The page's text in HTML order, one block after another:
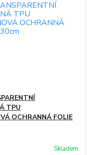
TPU
OCHRANNÁ FOLIE
Skladem